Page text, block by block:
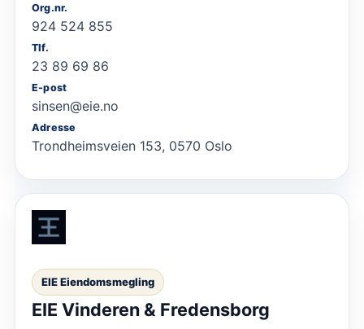
Org.nr.
924 524 855
Tlf.
23 89 69 86
E-post
sinsen@eie.no
Adresse
Trondheimsveien 153, 0570 Oslo
EIE Eiendomsmegling
EIE Vinderen & Fredensborg